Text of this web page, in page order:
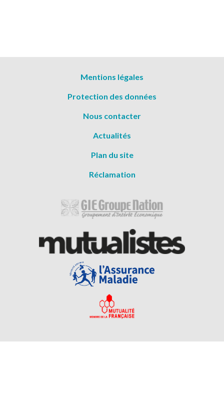
Mentions légales
Protection des données
Nous contacter
Actualités
Plan du site
Réclamation